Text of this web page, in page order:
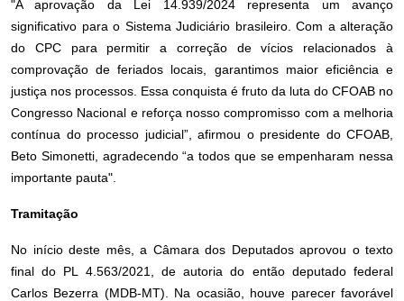
"A aprovação da Lei 14.939/2024 representa um avanço
significativo para o Sistema Judiciário brasileiro. Com a alteração
do CPC para permitir a correção de vícios relacionados à
comprovação de feriados locais, garantimos maior eficiência e
justiça nos processos. Essa conquista é fruto da luta do CFOAB no
Congresso Nacional e reforça nosso compromisso com a melhoria
contínua do processo judicial”, afirmou o presidente do CFOAB,
Beto Simonetti, agradecendo “a todos que se empenharam nessa
importante pauta".
Tramitação
No início deste mês, a Câmara dos Deputados aprovou o texto
final do PL 4.563/2021, de autoria do então deputado federal
Carlos Bezerra (MDB-MT). Na ocasião, houve parecer favorável